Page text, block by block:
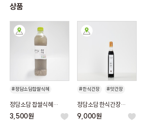
상품
#정담소담찹쌀식혜
정담소담 찹쌀식혜
500ML
3,500원
#한식간장
#맛간장
#숙성간장
정담소담 한식간장
300ml, 475ml
9,000원